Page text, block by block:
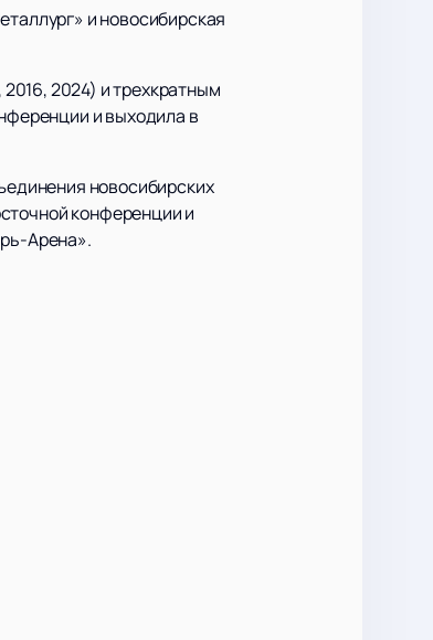
и новосибирская
2024) и трехкратным
и выходила в
новосибирских
конференции и
Арена».